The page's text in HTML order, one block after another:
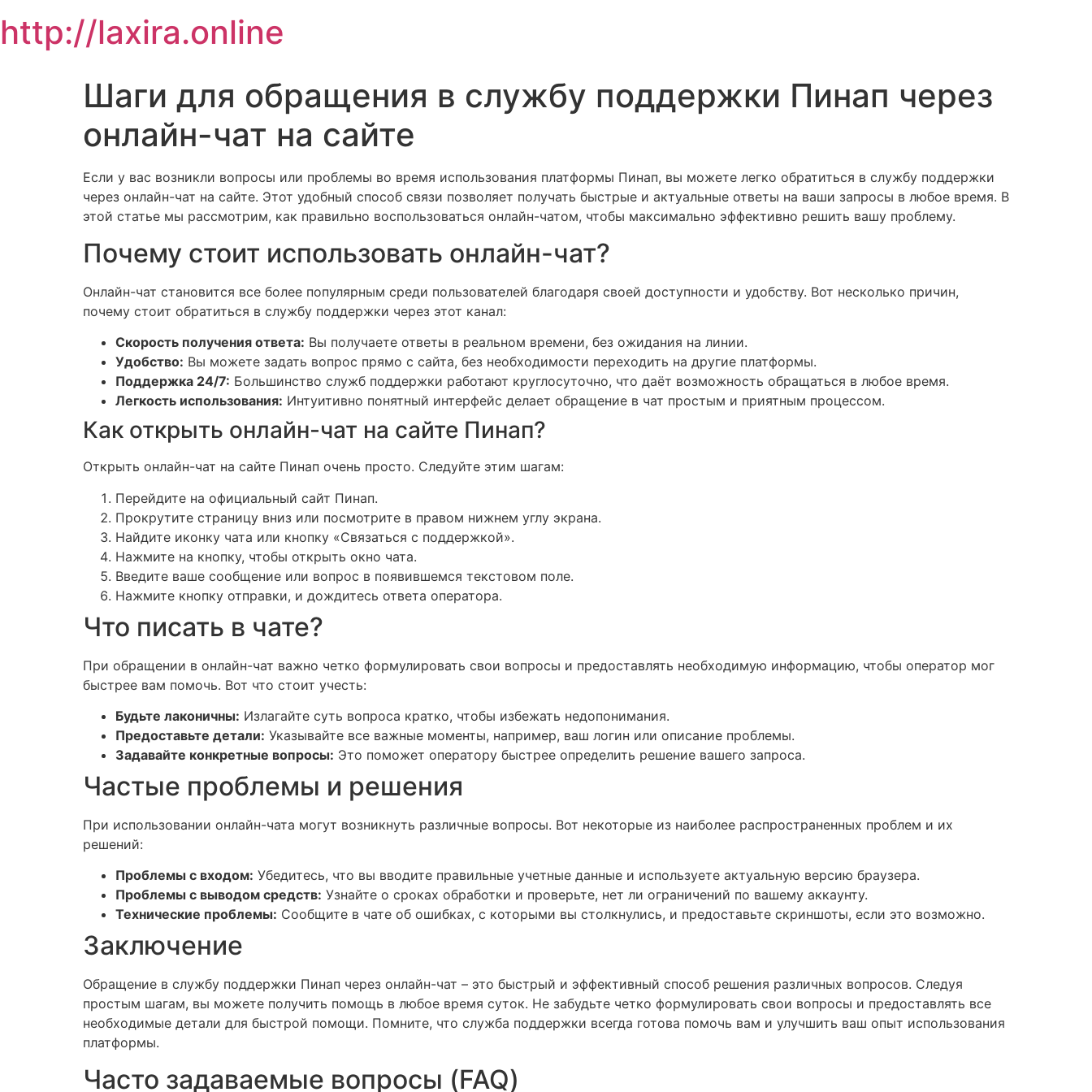
to
content
http://laxira.online
Шаги для обращения в службу поддержки Пинап через
онлайн-чат на сайте
Если у вас возникли вопросы или проблемы во время использования платформы Пинап, вы можете легко обратиться в службу поддержки
через онлайн-чат на сайте. Этот удобный способ связи позволяет получать быстрые и актуальные ответы на ваши запросы в любое время. В
этой статье мы рассмотрим, как правильно воспользоваться онлайн-чатом, чтобы максимально эффективно решить вашу проблему.
Почему стоит использовать онлайн-чат?
Онлайн-чат становится все более популярным среди пользователей благодаря своей доступности и удобству. Вот несколько причин,
почему стоит обратиться в службу поддержки через этот канал:
Скорость получения ответа: Вы получаете ответы в реальном времени, без ожидания на линии.
Удобство: Вы можете задать вопрос прямо с сайта, без необходимости переходить на другие платформы.
Поддержка 24/7: Большинство служб поддержки работают круглосуточно, что даёт возможность обращаться в любое время.
Легкость использования: Интуитивно понятный интерфейс делает обращение в чат простым и приятным процессом.
Как открыть онлайн-чат на сайте Пинап?
Открыть онлайн-чат на сайте Пинап очень просто. Следуйте этим шагам:
Перейдите на официальный сайт Пинап.
Прокрутите страницу вниз или посмотрите в правом нижнем углу экрана.
Найдите иконку чата или кнопку «Связаться с поддержкой».
Нажмите на кнопку, чтобы открыть окно чата.
Введите ваше сообщение или вопрос в появившемся текстовом поле.
Нажмите кнопку отправки, и дождитесь ответа оператора.
Что писать в чате?
При обращении в онлайн-чат важно четко формулировать свои вопросы и предоставлять необходимую информацию, чтобы оператор мог
быстрее вам помочь. Вот что стоит учесть:
Будьте лаконичны: Излагайте суть вопроса кратко, чтобы избежать недопонимания.
Предоставьте детали: Указывайте все важные моменты, например, ваш логин или описание проблемы.
Задавайте конкретные вопросы: Это поможет оператору быстрее определить решение вашего запроса.
Частые проблемы и решения
При использовании онлайн-чата могут возникнуть различные вопросы. Вот некоторые из наиболее распространенных проблем и их
решений:
Проблемы с входом: Убедитесь, что вы вводите правильные учетные данные и используете актуальную версию браузера.
Проблемы с выводом средств: Узнайте о сроках обработки и проверьте, нет ли ограничений по вашему аккаунту.
Технические проблемы: Сообщите в чате об ошибках, с которыми вы столкнулись, и предоставьте скриншоты, если это возможно.
Заключение
Обращение в службу поддержки Пинап через онлайн-чат – это быстрый и эффективный способ решения различных вопросов. Следуя
простым шагам, вы можете получить помощь в любое время суток. Не забудьте четко формулировать свои вопросы и предоставлять все
необходимые детали для быстрой помощи. Помните, что служба поддержки всегда готова помочь вам и улучшить ваш опыт использования
платформы.
Часто задаваемые вопросы (FAQ)